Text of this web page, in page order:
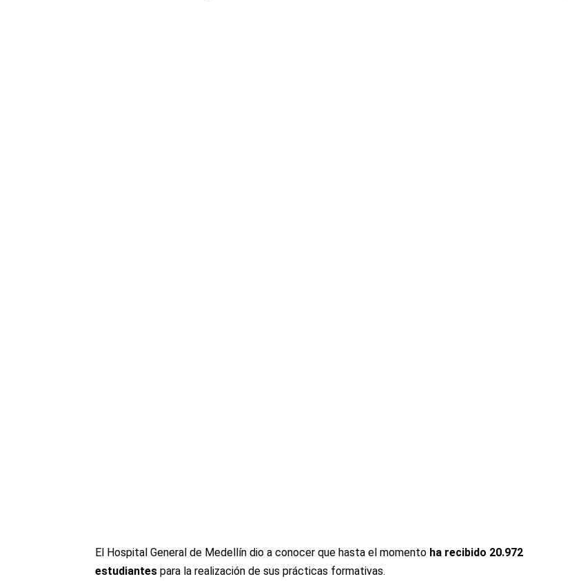
El Hospital General de Medellín dio a conocer que hasta el momento ha recibido 20.972
estudiantes para la realización de sus prácticas formativas.